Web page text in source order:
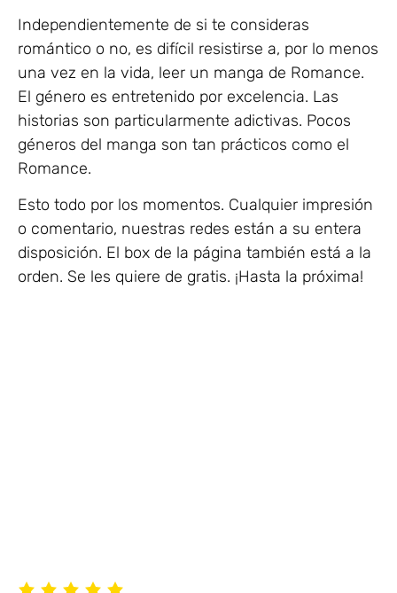
Independientemente de si te consideras
romántico o no, es difícil resistirse a, por lo menos
una vez en la vida, leer un manga de Romance.
El género es entretenido por excelencia. Las
historias son particularmente adictivas. Pocos
géneros del manga son tan prácticos como el
Romance.
Esto todo por los momentos. Cualquier impresión
o comentario, nuestras redes están a su entera
disposición. El box de la página también está a la
orden. Se les quiere de gratis. ¡Hasta la próxima!